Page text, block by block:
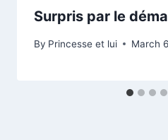
Surpris par le
By Princesse et lui March